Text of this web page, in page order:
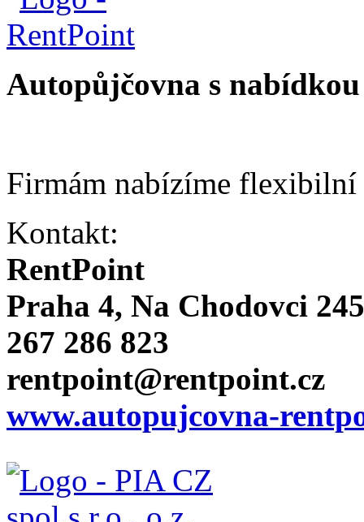
Autopůjčovna s
Firmám nabízíme flexibilní
Kontakt:
RentPoint
Praha 4, Na Chodovci
267 286 823
rentpoint@rentpoint.cz
www.autopujcovna-